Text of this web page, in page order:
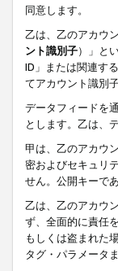
同意します。
乙は、乙のアカウ
ント識別子）」と
ID」または関連す
てアカウント識別
データフィードを
とします。乙は、
甲は、乙のアカウ
密およびセキュリ
せん。公開キーで
乙は、乙のアカウ
ず、全面的に責任
もしくは盗まれた
タグ・パラメータ